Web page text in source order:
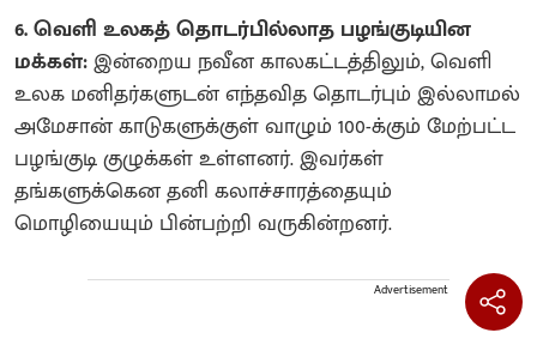
6. வெளி உலகத் தொடர்பில்லாத பழங்குடியின
மக்கள்:இன்றைய நவீன காலகட்டத்திலும், வெளி
உலக மனிதர்களுடன் எந்தவித தொடர்பும் இல்லாமல்
அமேசான் காடுகளுக்குள் வாழும் 100-க்கும் மேற்பட்ட
பழங்குடி குழுக்கள் உள்ளனர். இவர்கள்
தங்களுக்கென தனி கலாச்சாரத்தையும்
மொழியையும் பின்பற்றி வருகின்றனர்.
Advertisement